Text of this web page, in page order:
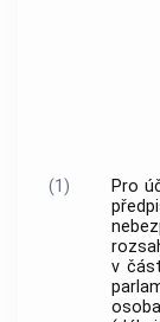
(1)
Pro
v